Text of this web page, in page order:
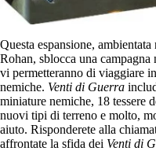
Questa espansione,
Rohan, sblocca una
vi permetteranno di viaggiare
nemiche. Venti di Guerra
miniature nemiche, 18 tessere
nuovi tipi di terreno e molto,
aiuto. Risponderete alla
affrontate la sfida dei Venti di